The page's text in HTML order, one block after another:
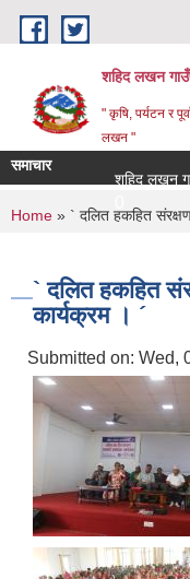
Skip to main content
शहिद लखन
" कृषि, पर्यटन र
लखन "
समाचार
शहिद लखन
You are
Home » ` दलित हकहित
` दलित हकहित
कार्यक्रम । ´
Submitted on: Wed,